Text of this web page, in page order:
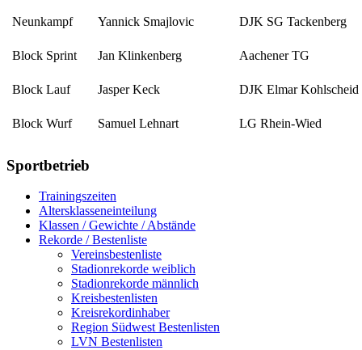
Neunkampf Yannick Smajlovic DJK SG Tackenberg
Block Sprint Jan Klinkenberg Aachener TG
Block Lauf Jasper Keck DJK Elmar Kohlscheid
Block Wurf Samuel Lehnart LG Rhein-Wied
Sportbetrieb
Trainingszeiten
Altersklasseneinteilung
Klassen / Gewichte / Abstände
Rekorde / Bestenliste
Vereinsbestenliste
Stadionrekorde weiblich
Stadionrekorde männlich
Kreisbestenlisten
Kreisrekordinhaber
Region Südwest Bestenlisten
LVN Bestenlisten